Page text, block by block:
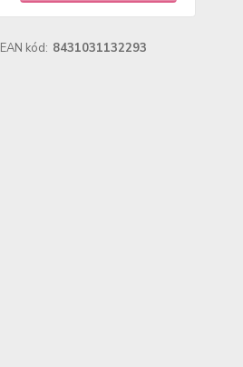
EAN kód: 8431031132293